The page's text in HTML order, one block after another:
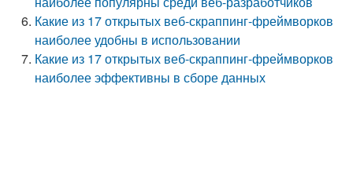
Какие из 17 открытых веб-скраппинг-фреймворков
наиболее удобны в использовании
Какие из 17 открытых веб-скраппинг-фреймворков
наиболее эффективны в сборе данных